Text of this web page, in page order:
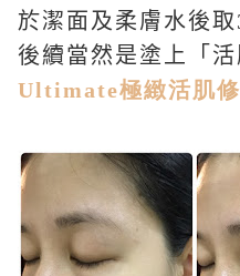
於潔面及柔膚水後取
後續當然是塗上「活
Ultimate極緻活肌